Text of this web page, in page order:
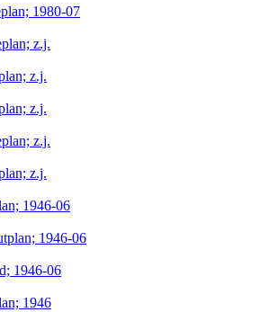
1980-07
z.j.
z.j.
z.j.
z.j.
z.j.
1946-06
1946-06
1946-06
1946